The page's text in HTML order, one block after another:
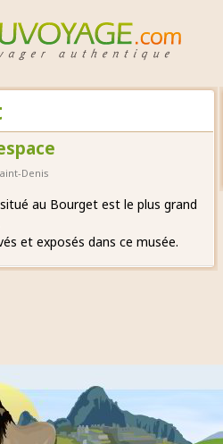
Denis
au Bourget est le plus grand
et exposés dans ce musée.